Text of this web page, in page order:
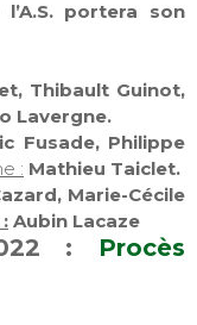
portera son
Thibault Guinot,
Lavergne.
Fusade, Philippe
: Mathieu Taiclet.
Marie-Cécile
Aubin Lacaze
: Procès